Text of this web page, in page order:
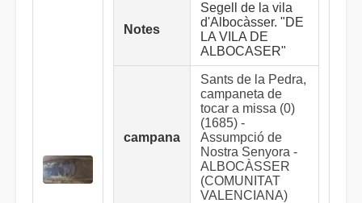
Notes
Segell de la vila
d'Albocàsser. "DE
LA VILA DE
ALBOCASER"
campana
Sants de la Pedra,
campaneta de
tocar a missa (0)
(1685) -
Assumpció de
Nostra Senyora -
ALBOCÀSSER
(COMUNITAT
VALENCIANA)